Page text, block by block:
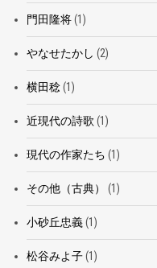
門田隆将(1)
やなせたかし (2)
横田稔(1)
近現代の詩歌 (1)
現代の作家たち (1)
その他（古典） (1)
小砂丘忠義(1)
松谷みよ子(1)